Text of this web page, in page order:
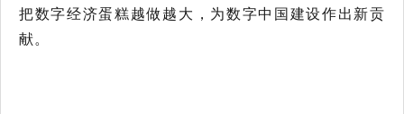
把数字经济蛋糕越做越大，为数字中国建设作出新贡
献。